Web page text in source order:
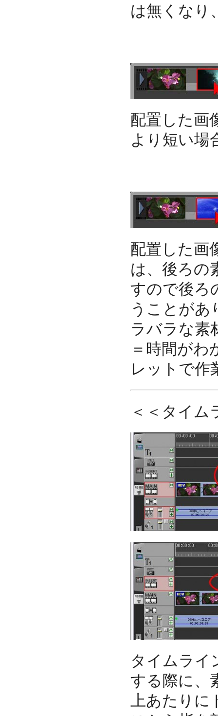
は無くなり
配置した画
より短い場
配置した画
は、後ろの
すので後ろ
うことがあ
ラバラな素
＝時間がわ
レットで作
＜＜タイム
タイムライ
する際に、
上あたりに